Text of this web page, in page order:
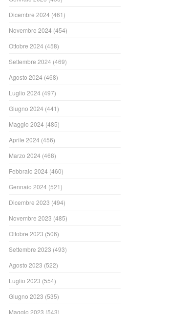
Dicembre 2024 (461)
Novembre 2024 (454)
Ottobre 2024 (458)
Settembre 2024 (469)
Agosto 2024 (468)
Luglio 2024 (497)
Giugno 2024 (441)
Maggio 2024 (485)
Aprile 2024 (456)
Marzo 2024 (468)
Febbraio 2024 (460)
Gennaio 2024 (521)
Dicembre 2023 (494)
Novembre 2023 (485)
Ottobre 2023 (506)
Settembre 2023 (493)
Agosto 2023 (522)
Luglio 2023 (554)
Giugno 2023 (535)
Maggio 2023 (543)